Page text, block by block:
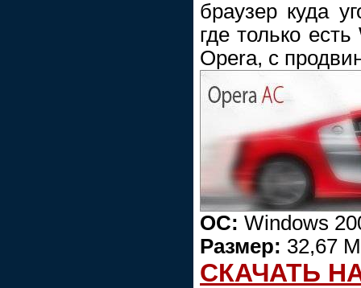
браузер куда
где только
Opera, с
ОС: Windows
Размер: 32,67
СКАЧАТЬ